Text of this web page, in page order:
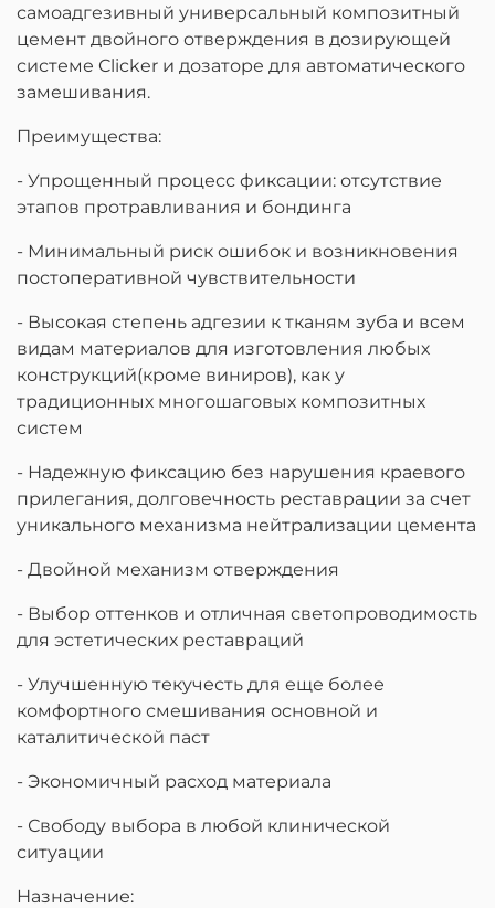
самоадгезивный универсальный композитный
цемент двойного отверждения в дозирующей
системе Clicker и дозаторе для автоматического
замешивания.
Преимущества:
- Упрощенный процесс фиксации: отсутствие
этапов протравливания и бондинга
- Минимальный риск ошибок и возникновения
постоперативной чувствительности
- Высокая степень адгезии к тканям зуба и всем
видам материалов для изготовления любых
конструкций(кроме виниров), как у
традиционных многошаговых композитных
систем
- Надежную фиксацию без нарушения краевого
прилегания, долговечность реставрации за счет
уникального механизма нейтрализации цемента
- Двойной механизм отверждения
- Выбор оттенков и отличная светопроводимость
для эстетических реставраций
- Улучшенную текучесть для еще более
комфортного смешивания основной и
каталитической паст
- Экономичный расход материала
- Свободу выбора в любой клинической
ситуации
Назначение: